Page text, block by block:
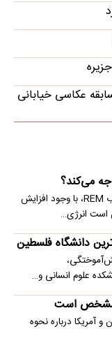
عکاسی خیابانی
می‌کند؟
پژوهش‌های جدید نشان می‌دهد که در مرحله خواب REM، با وجود افزایش
است انرژی…
دانشگاه فلسطین
علوم انسانی و…
است
و آمریکا درباره نحوه